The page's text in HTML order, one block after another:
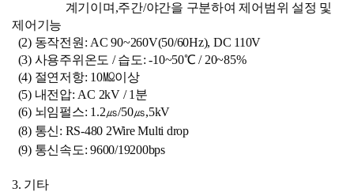
계기이며,주간/야간을 구분하여 제어범위 설정 및
제어기능
(2) 동작전원: AC 90~260V(50/60Hz), DC 110V
(3) 사용주위온도 / 습도: -10~50℃ / 20~85%
(4) 절연저항: 10㏁이상
(5) 내전압: AC 2kV / 1분
(6) 뇌임펄스: 1.2㎲/50㎲,5kV
(8) 통신: RS-480 2Wire Multi drop
(9) 통신속도: 9600/19200bps
3. 기타